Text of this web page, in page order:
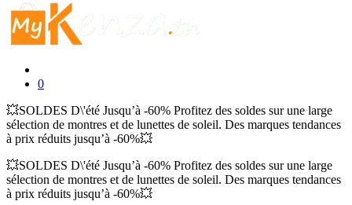
0
💥SOLDES D\'été Jusqu’à -60% Profitez des soldes sur une large
sélection de montres et de lunettes de soleil. Des marques tendances
à prix réduits jusqu’à -60%💥
💥SOLDES D\'été Jusqu’à -60% Profitez des soldes sur une large
sélection de montres et de lunettes de soleil. Des marques tendances
à prix réduits jusqu’à -60%💥